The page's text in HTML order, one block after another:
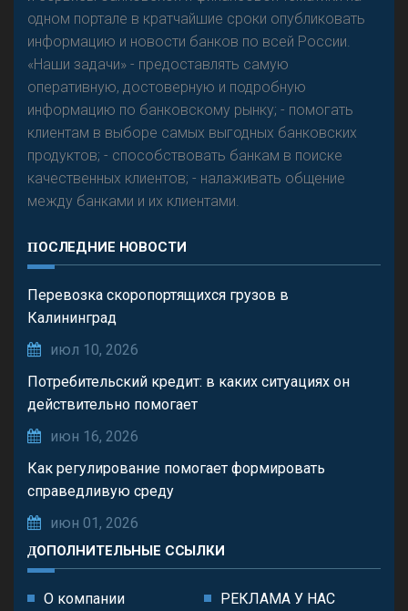
одном портале в кратчайшие сроки опубликовать
информацию и новости банков по всей России.
«Наши задачи» - предоставлять самую
оперативную, достоверную и подробную
информацию по банковскому рынку; - помогать
клиентам в выборе самых выгодных банковских
продуктов; - способствовать банкам в поиске
качественных клиентов; - налаживать общение
между банками и их клиентами.
ПОСЛЕДНИЕ НОВОСТИ
Перевозка скоропортящихся грузов в
Калининград
июл 10, 2026
Потребительский кредит: в каких ситуациях он
действительно помогает
июн 16, 2026
Как регулирование помогает формировать
справедливую среду
июн 01, 2026
ДОПОЛНИТЕЛЬНЫЕ ССЫЛКИ
О компании РЕКЛАМА У НАС